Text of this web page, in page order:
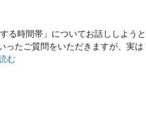
る時間帯」についてお話ししようと
ったご質問をいただきますが、実は
む